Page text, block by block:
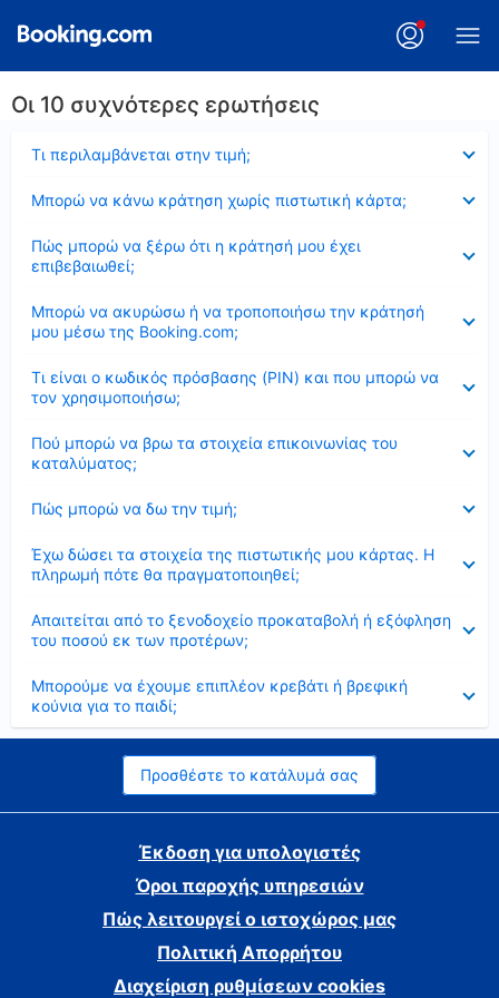
Οι 10 συχνότερες ερωτήσεις
Τι περιλαμβάνεται στην τιμή;
Μπορώ να κάνω κράτηση χωρίς πιστωτική κάρτα;
Πώς μπορώ να ξέρω ότι η κράτησή μου έχει
επιβεβαιωθεί;
Μπορώ να ακυρώσω ή να τροποποιήσω την κράτησή
μου μέσω της Booking.com;
Τι είναι ο κωδικός πρόσβασης (PIN) και που μπορώ να
τον χρησιμοποιήσω;
Πού μπορώ να βρω τα στοιχεία επικοινωνίας του
καταλύματος;
Πώς μπορώ να δω την τιμή;
Έχω δώσει τα στοιχεία της πιστωτικής μου κάρτας. Η
πληρωμή πότε θα πραγματοποιηθεί;
Απαιτείται από το ξενοδοχείο προκαταβολή ή εξόφληση
του ποσού εκ των προτέρων;
Μπορούμε να έχουμε επιπλέον κρεβάτι ή βρεφική
κούνια για το παιδί;
Προσθέστε το κατάλυμά σας
Έκδοση για υπολογιστές
Όροι παροχής υπηρεσιών
Πώς λειτουργεί ο ιστοχώρος μας
Πολιτική Απορρήτου
Διαχείριση ρυθμίσεων cookies